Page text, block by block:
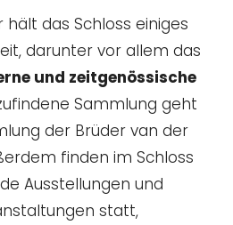
hält das Schloss einiges
darunter vor allem das
und zeitgenössische
Sammlung geht
der Brüder van der
finden im Schloss
Ausstellungen und
statt,